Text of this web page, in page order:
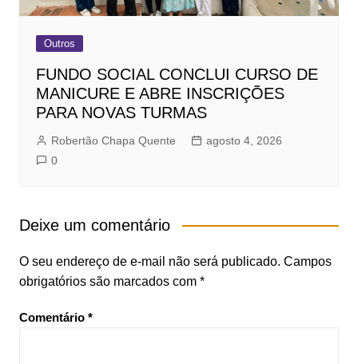
Outros
FUNDO SOCIAL CONCLUI CURSO DE
MANICURE E ABRE INSCRIÇÕES
PARA NOVAS TURMAS
Robertão Chapa Quente
agosto 4, 2026
0
Deixe um comentário
O seu endereço de e-mail não será publicado. Campos
obrigatórios são marcados com *
Comentário *